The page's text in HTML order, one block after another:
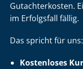
Gutachterkosten.
im Erfolgsfall fällig.
Das spricht für uns:
Kostenloses